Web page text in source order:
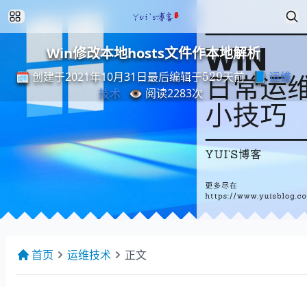
Win修改本地hosts文件作本地解析
🗓️ 创建于2021年10月31日最后编辑 于 天 前
最后编辑于529
天前
📘运维
技术 👁️ 阅读2283次
首页 运维技术 正文